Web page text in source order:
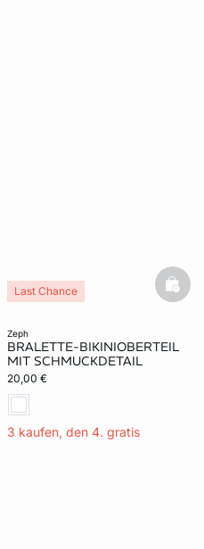
zeph
BRALETTE-BIKINIOBERTEIL
MIT SCHMUCKDETAIL
20,00 €
3 kaufen, den 4. gratis
Last Chance